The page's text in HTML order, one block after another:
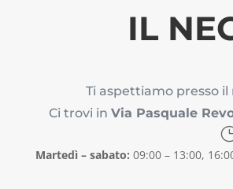
IL
Ti aspettiamo presso
Ci trovi in Via Pasquale
Martedì – sabato: 09:00 – 13:00,